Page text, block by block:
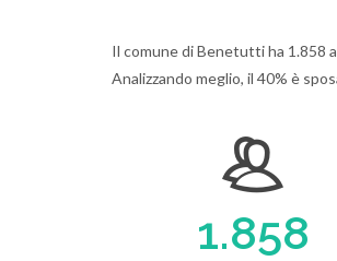
Il comune di Benetutti ha 1.858
Analizzando meglio, il 40% è
1.858